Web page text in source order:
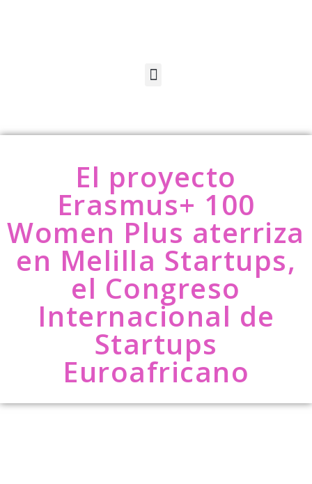
El proyecto
Erasmus+ 100
Women Plus aterriza
en Melilla Startups,
el Congreso
Internacional de
Startups
Euroafricano